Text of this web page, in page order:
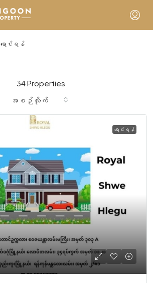
ရောင်းရန်
34 Properties
အစဉ်လိုက်
ရောင်းရန်